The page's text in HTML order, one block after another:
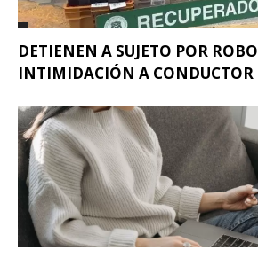
DETIENEN A SUJETO POR
INTIMIDACIÓN A